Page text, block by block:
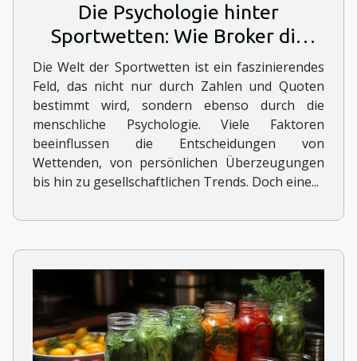
Die Psychologie hinter
Sportwetten: Wie Broker die
Entscheidungsfindung
beeinflussen
Die Welt der Sportwetten ist ein faszinierendes
Feld, das nicht nur durch Zahlen und Quoten
bestimmt wird, sondern ebenso durch die
menschliche Psychologie. Viele Faktoren
beeinflussen die Entscheidungen von
Wettenden, von persönlichen Überzeugungen
bis hin zu gesellschaftlichen Trends. Doch eine...